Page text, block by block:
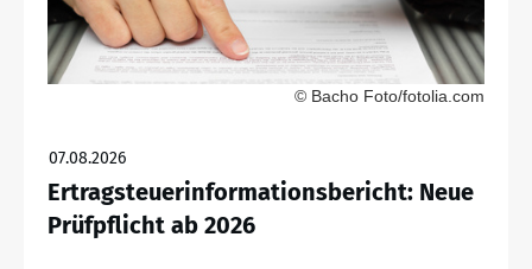
© Bacho Foto/fotolia.com
07.08.2026
Ertragsteuerinformationsbericht: Neue
Prüfpflicht ab 2026